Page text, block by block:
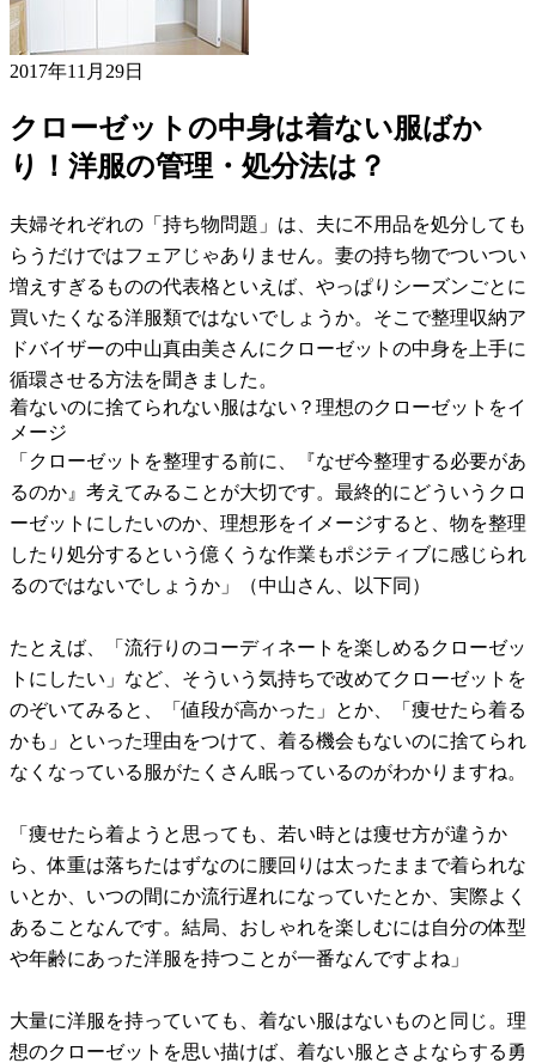
2017年11月29日
クローゼットの中身は着ない服ばか
り！洋服の管理・処分法は？
夫婦それぞれの「持ち物問題」は、夫に不用品を処分しても
らうだけではフェアじゃありません。妻の持ち物でついつい
増えすぎるものの代表格といえば、やっぱりシーズンごとに
買いたくなる洋服類ではないでしょうか。そこで整理収納ア
ドバイザーの中山真由美さんにクローゼットの中身を上手に
循環させる方法を聞きました。
着ないのに捨てられない服はない？理想のクローゼットをイ
メージ
「クローゼットを整理する前に、『なぜ今整理する必要があ
るのか』考えてみることが大切です。最終的にどういうクロ
ーゼットにしたいのか、理想形をイメージすると、物を整理
したり処分するという億くうな作業もポジティブに感じられ
るのではないでしょうか」（中山さん、以下同）
たとえば、「流行りのコーディネートを楽しめるクローゼッ
トにしたい」など、そういう気持ちで改めてクローゼットを
のぞいてみると、「値段が高かった」とか、「痩せたら着る
かも」といった理由をつけて、着る機会もないのに捨てられ
なくなっている服がたくさん眠っているのがわかりますね。
「痩せたら着ようと思っても、若い時とは痩せ方が違うか
ら、体重は落ちたはずなのに腰回りは太ったままで着られな
いとか、いつの間にか流行遅れになっていたとか、実際よく
あることなんです。結局、おしゃれを楽しむには自分の体型
や年齢にあった洋服を持つことが一番なんですよね」
大量に洋服を持っていても、着ない服はないものと同じ。理
想のクローゼットを思い描けば、着ない服とさよならする勇